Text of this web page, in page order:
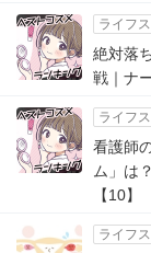
ライフ
絶対落
戦｜ナ
ライフ
看護師
ム」は
【10】
ライフ